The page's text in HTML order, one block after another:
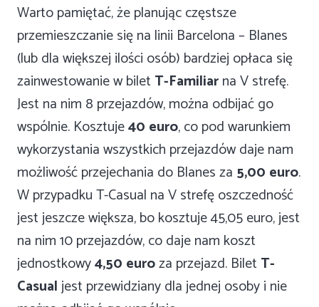
Warto pamiętać, że planując częstsze
przemieszczanie się na linii Barcelona – Blanes
(lub dla większej ilości osób) bardziej opłaca się
zainwestowanie w bilet T-Familiarna V strefę.
Jest na nim 8 przejazdów, można odbijać go
wspólnie. Kosztuje40 euro, co pod warunkiem
wykorzystania wszystkich przejazdów daje nam
możliwość przejechania do Blanes za 5,00 euro.
W przypadku T-Casual na V strefę oszczedność
jest jeszcze większa, bo kosztuje 45,05 euro, jest
na nim 10 przejazdów, co daje nam koszt
jednostkowy4,50 euroza przejazd. Bilet T-
Casualjest przewidziany dla jednej osoby i nie